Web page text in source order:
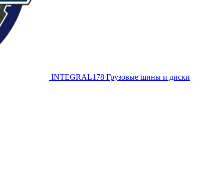
INTEGRAL178 Грузовые шины и диски